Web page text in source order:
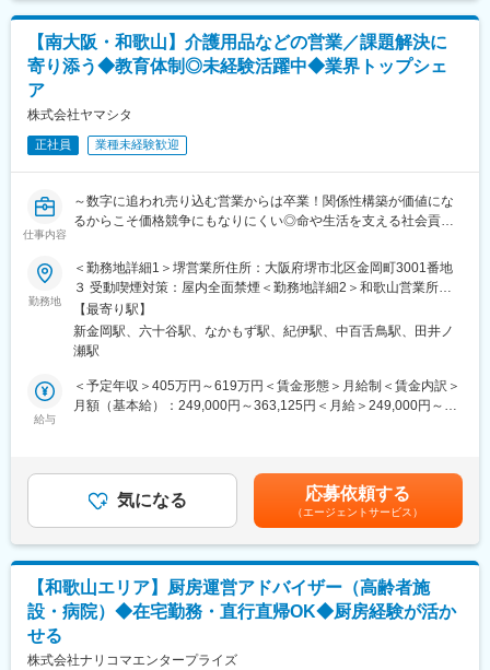
各グレードごとにスキル項目を設定。売上目標の達成率だけでは
なくプロセスも評価。顧客への向き合い方や提案力がキャリアに
直結。
未経験から2年でリーダー、9年で複数営業所を統括するブロック
長など、営業としてのスキルアップだけでなく、マネジメントへ
のチャレンジも可能。
変更の範囲：会社の定める業務
（2）人材管理・就労支援
・修了生の就労支援（修了生のニーズをヒアリングし、マッチン
グする）
・介護現場との連携調整（人材確保状況、受け入れ可能時間帯の
・数値管理・業績改善
・コンプライアンス指導
（4）管理職業務
・課内業務の進捗管理
・計画策定・調整業務
・チームマネジメント
・ 介護人材不足という社会課題の解決に直結
・「教育×人材×事業運営」を横断的に担える
2022年10月よりフレックスタイム制度が適用となり、ライフワー
クバランスのとりやすい環境です。
また、土日祝休み・年間休日120日以上のため仕事とプライベー
トが両立しやすい環境です。
■同社について：
同社は現在医療関連事業、介護事業・ヘルスケア事業、保育事業
各分野で実績を残し、信頼され、価値あるサービスを提供してき
【南大阪・和歌山】介護用品などの営業／課題解決に
寄り添う◆教育体制◎未経験活躍中◆業界トップシェ
ア
株式会社ヤマシタ
正社員 業種未経験歓迎
仕事内容
～数字に追われ売り込む営業からは卒業！関係性構築が価値にな
るからこそ価格競争にもなりにくい◎命や生活を支える社会貢献
◇自動車ディーラーや保険営業など、他業界からの入社が7割！充
実の研修制度
◇生成AIを活用し再現性の高い営業が可能！チーム制で働きやす
く、且つ質の高いサービスを提供
◇成果とプロセスが評価される明確な評価制度あり！最大年４回
の昇進・昇格制度により、スピード感をもったキャリア形成も可
◇業界トップ級シェア！売上も右肩上がり。2030年に業界No.1に
難しく考えなくてOK！「月次目標の達成に向け、週次目標を立て
て行動をした経験」などが活かせる！
て、課題解決のための提案をお任せ。
ケアマネや実際に介護用品を使用する個人のお客様との信頼関係
を構築していただき、顧客も気づいていないニーズを発掘してい
生成AIを活用することで、営業活動の効率化と提案の質向上を実
勤務地
＜勤務地詳細1＞堺営業所住所：大阪府堺市北区金岡町3001番地
３ 受動喫煙対策：屋内全面禁煙＜勤務地詳細2＞和歌山営業所住
所：和歌山県和歌山市府中26-1 勤務地最寄駅：鳥井バス停駅受動
喫煙対策：屋内全面禁煙変更の範囲：会社の定める事業所
【最寄り駅】
新金岡駅、六十谷駅、なかもず駅、紀伊駅、中百舌鳥駅、田井ノ
瀬駅
給与
＜予定年収＞405万円～619万円＜賃金形態＞月給制＜賃金内訳＞
月額（基本給）：249,000円～363,125円＜月給＞249,000円～
万（月給36万＋賞与＋諸手当）・所長：入社5年目760万（月給44
万＋賞与＋諸手当）賃金はあくまでも目安の金額であり、選考を
通じて上下する可能性があります。月給(月額)は固定手当を含めた
表記です。
気になる 応募依頼する
（エージェントサービス）
【和歌山エリア】厨房運営アドバイザー（高齢者施
設・病院）◆在宅勤務・直行直帰OK◆厨房経験が活か
せる
株式会社ナリコマエンタープライズ